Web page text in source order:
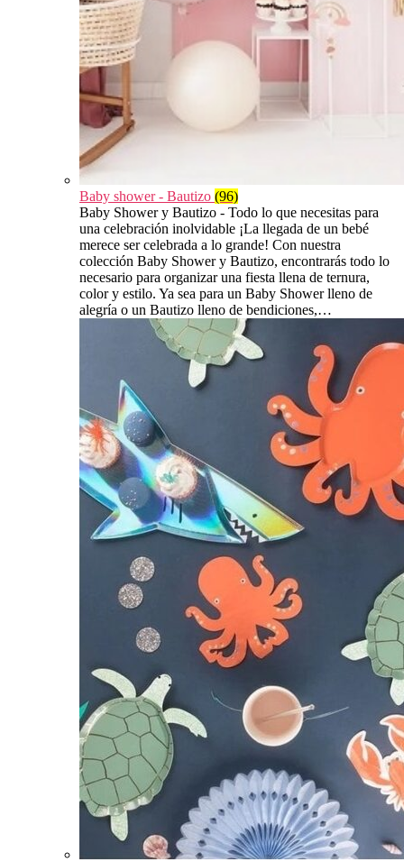
Baby shower - Bautizo (96)
Baby Shower y Bautizo - Todo lo que necesitas para
una celebración inolvidable ¡La llegada de un bebé
merece ser celebrada a lo grande! Con nuestra
colección Baby Shower y Bautizo, encontrarás todo lo
necesario para organizar una fiesta llena de ternura,
color y estilo. Ya sea para un Baby Shower lleno de
alegría o un Bautizo lleno de bendiciones,…